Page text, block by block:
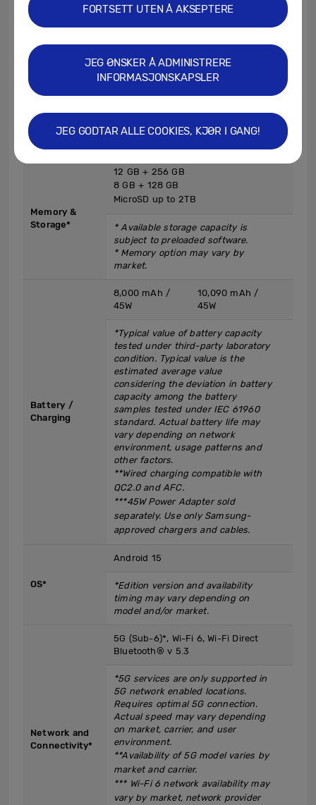
Dimensions &
497 g (Wi-Fi),
664 g (Wi-Fi),
depending on measurements
used. Weight may vary by market.
12 MP Ultra-Wide Front Camera
AP*
Memory &
Storage*
12 GB + 256 GB​
8 GB + 128 GB​
MicroSD up to 2TB
* Available storage capacity is
subject to preloaded software.
* Memory option may vary by
market.
Battery /
Charging
8,000 mAh /
45W​
10,090 mAh /
45W​
*Typical value of battery capacity
tested under third-party laboratory
condition. Typical value is the
estimated average value
considering the deviation in battery
capacity among the battery
samples tested under IEC 61960
standard. Actual battery life may
vary depending on network
environment, usage patterns and
other factors.
**Wired charging compatible with
QC2.0 and AFC.
***45W Power Adapter sold
separately. Use only Samsung-
approved chargers and cables.
OS*
Android 15
*Edition version and availability
timing may vary depending on
model and/or market.
Network and
Connectivity*
5G (Sub-6)*, Wi-Fi 6, Wi-Fi Direct
Bluetooth® v 5.3
*5G services are only supported in
5G network enabled locations.
Requires optimal 5G connection.
Actual speed may vary depending
on market, carrier, and user
environment.
**Availability of 5G model varies by
market and carrier.
*** Wi-Fi 6 network availability may
vary by market, network provider
FORTSETT UTEN Å AKSEPTERE
JEG ØNSKER Å ADMINISTRERE
INFORMASJONSKAPSLER
JEG GODTAR ALLE COOKIES, KJØR I GANG!